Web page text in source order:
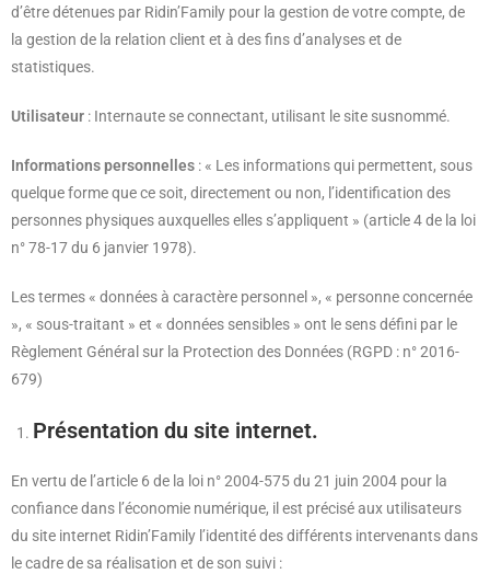
d’être détenues par Ridin’Family pour la gestion de votre compte, de
la gestion de la relation client et à des fins d’analyses et de
statistiques.
Utilisateur : Internaute se connectant, utilisant le site susnommé.
Informations personnelles : « Les informations qui permettent, sous
quelque forme que ce soit, directement ou non, l’identification des
personnes physiques auxquelles elles s’appliquent » (article 4 de la loi
n° 78-17 du 6 janvier 1978).
Les termes « données à caractère personnel », « personne concernée
», « sous-traitant » et « données sensibles » ont le sens défini par le
Règlement Général sur la Protection des Données (RGPD : n° 2016-
679)
Présentation du site internet.
En vertu de l’article 6 de la loi n° 2004-575 du 21 juin 2004 pour la
confiance dans l’économie numérique, il est précisé aux utilisateurs
du site internet Ridin’Family l’identité des différents intervenants dans
le cadre de sa réalisation et de son suivi :